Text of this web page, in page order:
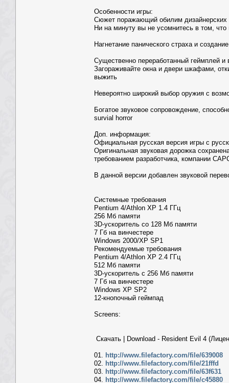
Особенности игры:
Сюжет поражающий обилим дизайнерских
Ни на минуту вы не усомнитесь в том,
Нагнетание панического страха и
Существенно переработанный геймплей и
Загораживайте окна и двери шкафами,
выжить
Невероятно широкий выбор оружия с
Богатое звуковое сопровождение,
survial horror
Доп. информация:
Официальная русская версия игры с
Оригинальная звуковая дорожка
требованием разработчика, компании
В данной версии добавлен звуковой
Системные требования
Pentium 4/Athlon XP 1.4 ГГц
256 Мб памяти
3D-ускоритель со 128 Мб памяти
7 Гб на винчестере
Windows 2000/XP SP1
Рекомендуемые требования
Pentium 4/Athlon XP 2.4 ГГц
512 Мб памяти
3D-ускоритель с 256 Мб памяти
7 Гб на винчестере
Windows XP SP2
12-кнопочный геймпад
Screens:
Скачать | Download - Resident Evil 4
01. http://www.filefactory.com/file/639008
02. http://www.filefactory.com/file/21fffd
03. http://www.filefactory.com/file/63f631
04. http://www.filefactory.com/file/c45880